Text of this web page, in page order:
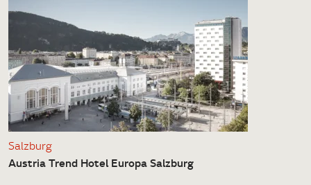
Salzburg
Austria Trend Hotel Europa Salzburg